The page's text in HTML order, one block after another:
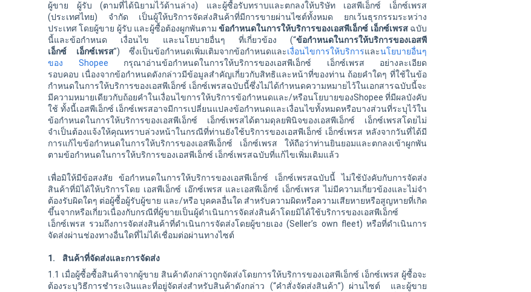
ผู้ขาย ผู้รับ (ตามที่ได้นิยามไว้ด้านล่าง) และผู้ซื้อรับทราบและตกลงให้บริษัท เอสพีเอ็กซ์ เอ็กซ์เพรส
(ประเทศไทย) จำกัด เป็นผู้ให้บริการจัดส่งสินค้าที่มีการขายผ่านไซต์ทั้งหมด ยกเว้นธุรกรรมระหว่าง
ประเทศ โดยผู้ขาย ผู้รับ และผู้ซื้อต้องผูกพันตามข้อกำหนดในการให้บริการของเอสพีเอ็กซ์ เอ็กซ์เพรสฉบับ
นี้และข้อกำหนด เงื่อนไข และนโยบายอื่นๆ ที่เกี่ยวข้อง (“ข้อกำหนดในการให้บริการของเอสพี
เอ็กซ์ เอ็กซ์เพรส”) ซึ่งเป็นข้อกำหนดเพิ่มเติมจากข้อกำหนดและเงื่อนไขการให้บริการและนโยบายอื่นๆ
ของ Shopee
กรุณาอ่านข้อกำหนดในการให้บริการของเอสพีเอ็กซ์ เอ็กซ์เพรส อย่างละเอียด
รอบคอบ เนื่องจากข้อกำหนดดังกล่าวมีข้อมูลสำคัญเกี่ยวกับสิทธิและหน้าที่ของท่าน ถ้อยคำใดๆ ที่ใช้ในข้อ
กำหนดในการให้บริการของเอสพีเอ็กซ์ เอ็กซ์เพรสฉบับนี้ซึ่งไม่ได้กำหนดความหมายไว้ในเอกสารฉบับนี้จะ
มีความหมายเดียวกับถ้อยคำในเงื่อนไขการให้บริการข้อกำหนดและ/หรือนโยบายของShopee ที่มีผลบังคับ
ใช้ ทั้งนี้เอสพีเอ็กซ์ เอ็กซ์เพรสอาจมีการเปลี่ยนแปลงข้อกำหนดและเงื่อนไขทั้งหมดหรือบางส่วนที่ระบุไว้ใน
ข้อกำหนดในการให้บริการของเอสพีเอ็กซ์ เอ็กซ์เพรสได้ตามดุลยพินิจของเอสพีเอ็กซ์ เอ็กซ์เพรสโดยไม่
จำเป็นต้องแจ้งให้คุณทราบล่วงหน้าในกรณีที่ท่านยังใช้บริการของเอสพีเอ็กซ์ เอ็กซ์เพรส หลังจากวันที่ได้มี
การแก้ไขข้อกำหนดในการให้บริการของเอสพีเอ็กซ์ เอ็กซ์เพรส ให้ถือว่าท่านยินยอมและตกลงเข้าผูกพัน
ตามข้อกำหนดในการให้บริการของเอสพีเอ็กซ์ เอ็กซ์เพรสฉบับที่แก้ไขเพิ่มเติมแล้ว
เพื่อมิให้มีข้อสงสัย ข้อกำหนดในการให้บริการของเอสพีเอ็กซ์ เอ็กซ์เพรสฉบับนี้ ไม่ใช้บังคับกับการจัดส่ง
สินค้าที่มิได้ให้บริการโดย เอสพีเอ็กซ์ เอ๊กซ์เพรส และเอสพีเอ็กซ์ เอ็กซ์เพรส ไม่มีความเกี่ยวข้องและไม่จำ
ต้องรับผิดใดๆ ต่อผู้ซื้อผู้รับผู้ขาย และ/หรือ บุคคลอื่นใด สำหรับความผิดหรือความเสียหายหรือสูญหายที่เกิด
ขึ้นจากหรือเกี่ยวเนื่องกับกรณีที่ผู้ขายเป็นผู้ดำเนินการจัดส่งสินค้าโดยมิได้ใช้บริการของเอสพีเอ็กซ์
เอ็กซ์เพรส รวมถึงการจัดส่งสินค้าที่ดำเนินการจัดส่งโดยผู้ขายเอง (Seller’s own fleet) หรือที่ดำเนินการ
จัดส่งผ่านช่องทางอื่นใดที่ไม่ได้เชื่อมต่อผ่านทางไซต์
1. สินค้าที่จัดส่งและการจัดส่ง
1.1 เมื่อผู้ซื้อซื้อสินค้าจากผู้ขาย สินค้าดังกล่าวถูกจัดส่งโดยการให้บริการของเอสพีเอ็กซ์ เอ็กซ์เพรส ผู้ซื้อจะ
ต้องระบุวิธีการชำระเงินและที่อยู่จัดส่งสำหรับสินค้าดังกล่าว (“คำสั่งจัดส่งสินค้า”) ผ่านไซต์ และผู้ขาย